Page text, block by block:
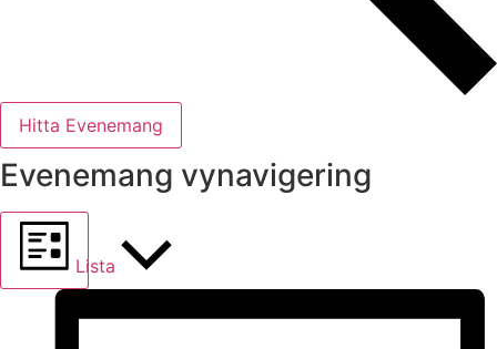
Hitta Evenemang
Evenemang vynavigering
Lista